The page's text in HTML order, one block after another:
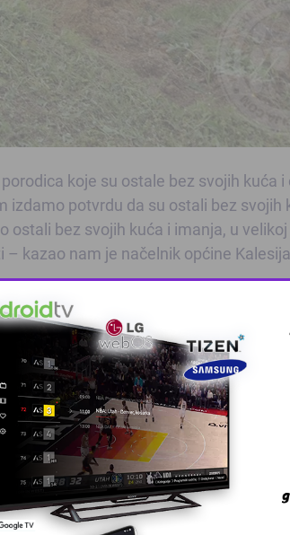
koje su ostale bez svojih kuća
potvrdu da su ostali bez svojih
ostali bez svojih kuća i imanja, u
kazao nam je načelnik općine
se i u općini Sapna. Nadležnoj
načelnik Sapne Ismet Omerović, u
grešku u tekstu?